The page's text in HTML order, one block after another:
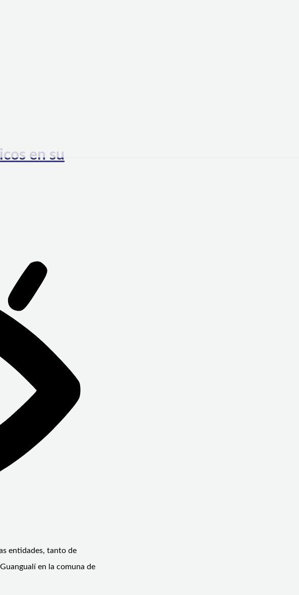
en su
entidades, tanto de
en la comuna de